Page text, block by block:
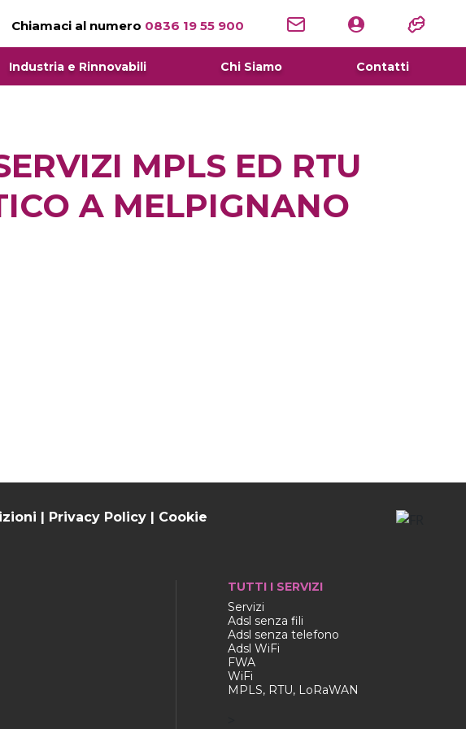
Chiamaci al numero 0836 19 55 900
Industria e Rinnovabili Chi Siamo Contatti
MPLS ED RTU
A MELPIGNANO
| Privacy Policy | Cookie
TUTTI I SERVIZI
Servizi
Adsl senza fili
Adsl senza telefono
Adsl WiFi
FWA
WiFi
MPLS, RTU, LoRaWAN